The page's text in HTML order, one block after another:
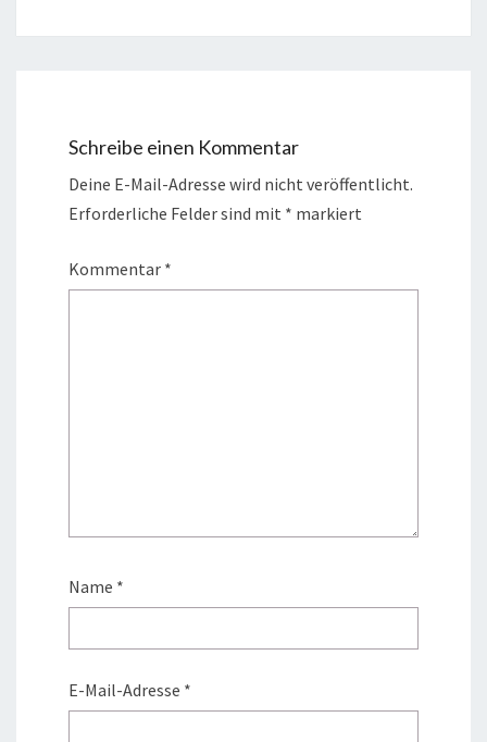
Schreibe einen Kommentar
Deine E-Mail-Adresse wird nicht veröffentlicht.
Erforderliche Felder sind mit * markiert
Kommentar *
Name *
E-Mail-Adresse *